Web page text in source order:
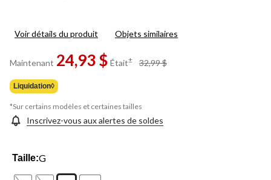
Voir détails du produit Objets similaires
Maintenant 24,93 $ Était± 32,99 $
Liquidation◊
*Sur certains modèles et certaines tailles
Inscrivez-vous aux alertes de soldes
Taille:G